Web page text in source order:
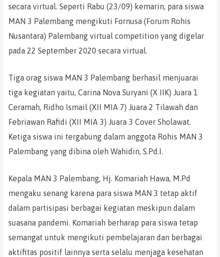
secara virtual. Seperti Rabu (23/09) kemarin, para siswa
MAN 3 Palembang mengikuti Fornusa (Forum Rohis
Nusantara) Palembang virtual competition yang digelar
pada 22 September 2020 secara virtual.
Tiga orag siswa MAN 3 Palembang berhasil menjuarai
tiga kegiatan yaitu, Carina Nova Suryani (X IIK) Juara 1
Ceramah, Ridho Ismail (XII MIA 7) Juara 2 Tilawah dan
Febriawan Rafidi (XII MIA 3) Juara 3 Cover Sholawat.
Ketiga siswa ini tergabung dalam anggota Rohis MAN 3
Palembang yang dibina oleh Wahidin, S.Pd.I.
Kepala MAN 3 Palembang, Hj. Komariah Hawa, M.Pd
mengaku senang karena para siswa MAN 3 tetap aktif
dalam partisipasi berbagai kegiatan meskipun dalam
suasana pandemi. Komariah berharap para siswa tetap
semangat untuk mengikuti pembelajaran dan berbagai
aktifitas positif lainnya serta selalu menjaga kesehatan